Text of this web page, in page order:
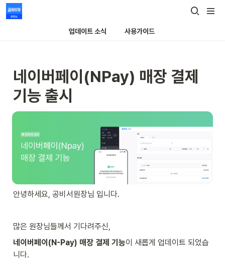
업데이트 소식 사용가이드
네이버페이(NPay) 매장 결제
기능 출시
안녕하세요, 공비서원장님 입니다.
많은 원장님들께서 기다려주신,
네이버페이(N-Pay) 매장 결제 기능이 새롭게 업데이트 되었습
니다.